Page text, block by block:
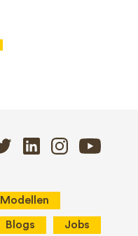
Modellen
Blogs Jobs